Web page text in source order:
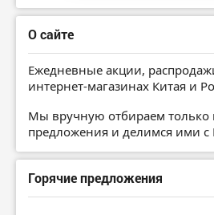
О сайте
Ежедневные акции,
интернет-магазинах Китая и
Мы вручную отбираем только
предложения и делимся ими с
Горячие предложения